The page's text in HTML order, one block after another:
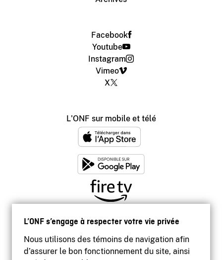
L’ONF s’engage à respecter votre vie privée
Nous utilisons des témoins de navigation afin
d’assurer le bon fonctionnement du site, ainsi
Facebook
Youtube
Instagram
Vimeo
X
L'ONF sur mobile et télé